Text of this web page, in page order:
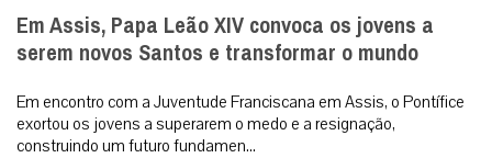
Em Assis, Papa Leão XIV convoca os jovens a
serem novos Santos e transformar o mundo
Em encontro com a Juventude Franciscana em Assis, o Pontífice
exortou os jovens a superarem o medo e a resignação,
construindo um futuro fundamen...